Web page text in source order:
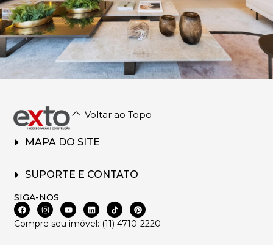
MAPA DO SITE
SUPORTE E CONTATO
SIGA-NOS
Compre seu imóvel: (11) 4710-2220
Voltar ao Topo